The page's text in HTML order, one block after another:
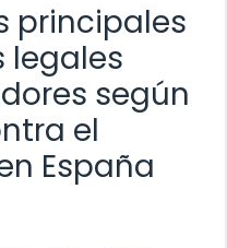
principales
legales
según
el
España